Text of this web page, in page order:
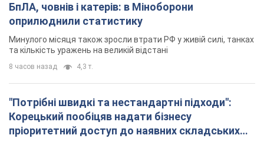
БпЛА, човнів і катерів: в Міноборони
оприлюднили статистику
Минулого місяця також зросли втрати РФ у живій силі, танках
та кількість уражень на великій відстані
8 часов назад 4,3 т.
"Потрібні швидкі та нестандартні підходи":
Корецький пообіцяв надати бізнесу
пріоритетний доступ до наявних складських